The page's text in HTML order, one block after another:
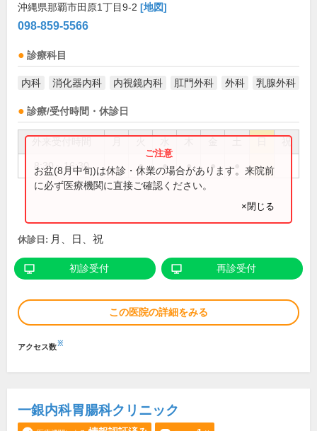
沖縄県那覇市田原1丁目9-2 [地図]
098-859-5566
診療科目
内科 消化器内科 内視鏡内科 肛門外科 外科 乳腺外科
診療/受付時間・休診日
祝
8:30～16:30 ● ● ● ●
お盆(8月中旬)は休診・休業の場合があります。来院前
に必ず医療機関に直接ご確認ください。
×閉じる
休診日: 月、日、祝
初診受付 再診受付
この医院の詳細をみる
アクセス数※
一銀内科胃腸科クリニック